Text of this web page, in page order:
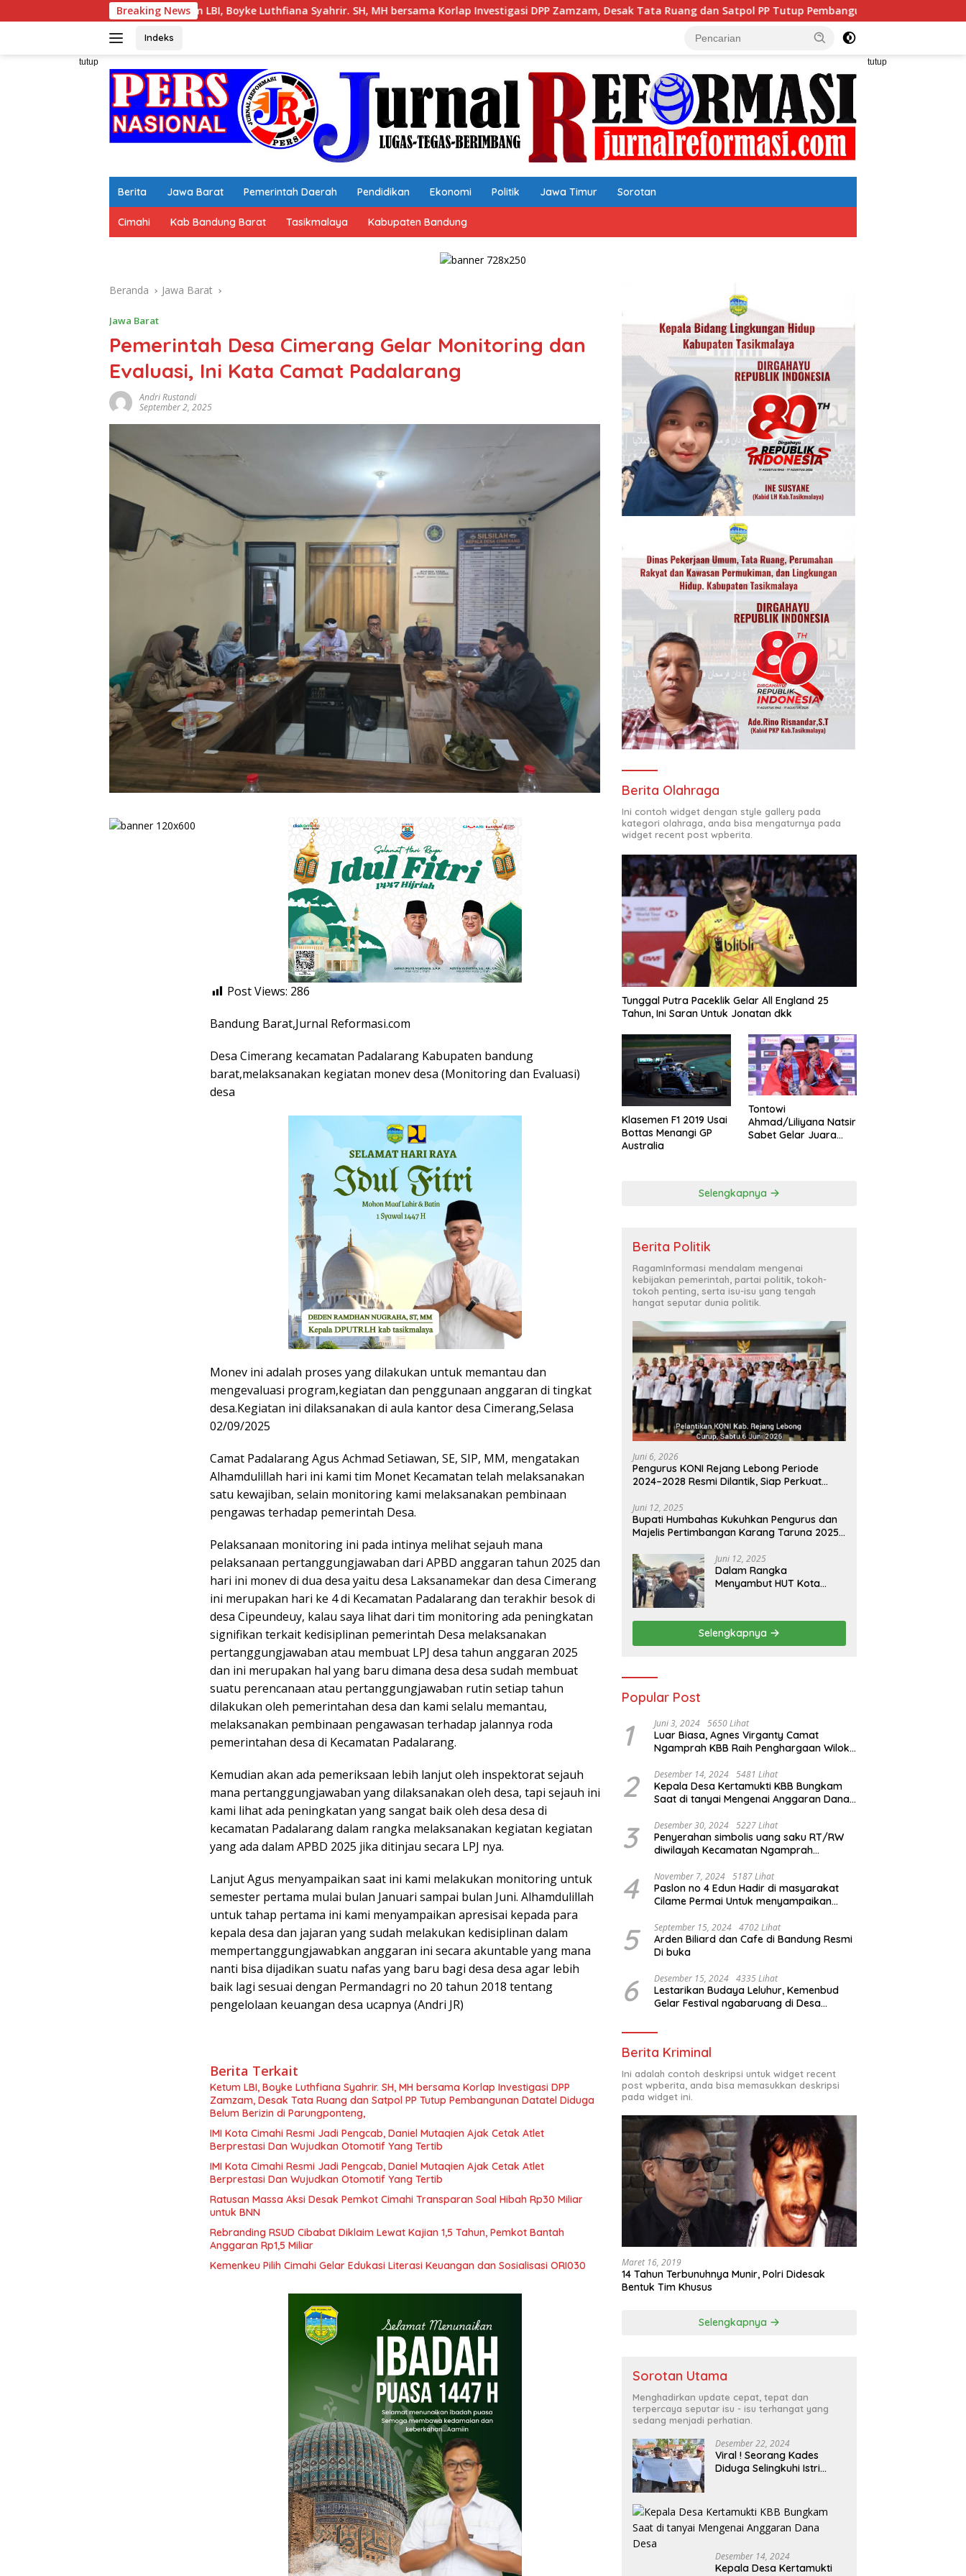
ke
Breaking News
Ketum LBI, Boyke Luthfiana Syahrir. SH, MH bersama Korlap Investigasi DPP Zamzam, Desak Tata Ruang dan Satpol PP Tutup Pembangunan Datatel Diduga Belum Berizin di Parungponteng,
Indeks
tutup tutup
Berita Jawa Barat Pemerintah Daerah Pendidikan Ekonomi Politik Jawa Timur Sorotan
Cimahi Kab Bandung Barat Tasikmalaya Kabupaten Bandung
Beranda Jawa Barat
Jawa Barat
Pemerintah Desa Cimerang Gelar Monitoring dan
Evaluasi, Ini Kata Camat Padalarang
Andri Rustandi
September 2, 2025
Post Views: 286
Bandung Barat,Jurnal Reformasi.com
Desa Cimerang kecamatan Padalarang Kabupaten bandung
barat,melaksanakan kegiatan monev desa (Monitoring dan Evaluasi)
desa
Monev ini adalah proses yang dilakukan untuk memantau dan
mengevaluasi program,kegiatan dan penggunaan anggaran di tingkat
desa.Kegiatan ini dilaksanakan di aula kantor desa Cimerang,Selasa
02/09/2025
Camat Padalarang Agus Achmad Setiawan, SE, SIP, MM, mengatakan
Alhamdulillah hari ini kami tim Monet Kecamatan telah melaksanakan
satu kewajiban, selain monitoring kami melaksanakan pembinaan
pengawas terhadap pemerintah Desa.
Pelaksanaan monitoring ini pada intinya melihat sejauh mana
pelaksanaan pertanggungjawaban dari APBD anggaran tahun 2025 dan
hari ini monev di dua desa yaitu desa Laksanamekar dan desa Cimerang
ini merupakan hari ke 4 di Kecamatan Padalarang dan terakhir besok di
desa Cipeundeuy, kalau saya lihat dari tim monitoring ada peningkatan
signifikan terkait kedisiplinan pemerintah Desa melaksanakan
pertanggungjawaban atau membuat LPJ desa tahun anggaran 2025
dan ini merupakan hal yang baru dimana desa desa sudah membuat
suatu perencanaan atau pertanggungjawaban rutin setiap tahun
dilakukan oleh pemerintahan desa dan kami selalu memantau,
melaksanakan pembinaan pengawasan terhadap jalannya roda
pemerintahan desa di Kecamatan Padalarang.
Kemudian akan ada pemeriksaan lebih lanjut oleh inspektorat sejauh
mana pertanggungjawaban yang dilaksanakan oleh desa, tapi sejauh ini
kami lihat ada peningkatan yang sangat baik oleh desa desa di
kecamatan Padalarang dalam rangka melaksanakan kegiatan kegiatan
yang ada dalam APBD 2025 jika ditinjau secara LPJ nya.
Lanjut Agus menyampaikan saat ini kami melakukan monitoring untuk
semester pertama mulai bulan Januari sampai bulan Juni. Alhamdulillah
untuk tahap pertama ini kami menyampaikan apresisai kepada para
kepala desa dan jajaran yang sudah melakukan kedisiplinan dalam
mempertanggungjawabkan anggaran ini secara akuntable yang mana
nanti bisa dijadikan suatu nafas yang baru bagi desa desa agar lebih
baik lagi sesuai dengan Permandagri no 20 tahun 2018 tentang
pengelolaan keuangan desa ucapnya (Andri JR)
Berita Terkait
Ketum LBI, Boyke Luthfiana Syahrir. SH, MH bersama Korlap Investigasi DPP
Zamzam, Desak Tata Ruang dan Satpol PP Tutup Pembangunan Datatel Diduga
Belum Berizin di Parungponteng,
IMI Kota Cimahi Resmi Jadi Pengcab, Daniel Mutaqien Ajak Cetak Atlet
Berprestasi Dan Wujudkan Otomotif Yang Tertib
IMI Kota Cimahi Resmi Jadi Pengcab, Daniel Mutaqien Ajak Cetak Atlet
Berprestasi Dan Wujudkan Otomotif Yang Tertib
Ratusan Massa Aksi Desak Pemkot Cimahi Transparan Soal Hibah Rp30 Miliar
untuk BNN
Rebranding RSUD Cibabat Diklaim Lewat Kajian 1,5 Tahun, Pemkot Bantah
Anggaran Rp1,5 Miliar
Kemenkeu Pilih Cimahi Gelar Edukasi Literasi Keuangan dan Sosialisasi ORI030
Berita Olahraga
Ini contoh widget dengan style gallery pada
kategori olahraga, anda bisa mengaturnya pada
widget recent post wpberita.
Tunggal Putra Paceklik Gelar All England 25
Tahun, Ini Saran Untuk Jonatan dkk
Klasemen F1 2019 Usai
Bottas Menangi GP
Australia
Tontowi
Ahmad/Liliyana Natsir
Sabet Gelar Juara
Selengkapnya
Berita Politik
RagamInformasi mendalam mengenai
kebijakan pemerintah, partai politik, tokoh-
tokoh penting, serta isu-isu yang tengah
hangat seputar dunia politik.
Juni 6, 2026
Pengurus KONI Rejang Lebong Periode
2024–2028 Resmi Dilantik, Siap Perkuat
Juni 12, 2025
Bupati Humbahas Kukuhkan Pengurus dan
Majelis Pertimbangan Karang Taruna 2025-
Juni 12, 2025
Dalam Rangka
Menyambut HUT Kota
Selengkapnya
Popular Post
1 Juni 3, 2024 5650 Lihat
Luar Biasa, Agnes Virganty Camat
Ngamprah KBB Raih Penghargaan Wiloka
Nasional 5 Camat Inspiratif
2 Desember 14, 2024 5481 Lihat
Kepala Desa Kertamukti KBB Bungkam
Saat di tanyai Mengenai Anggaran Dana
3 Desember 30, 2024 5227 Lihat
Penyerahan simbolis uang saku RT/RW
diwilayah Kecamatan Ngamprah
4 November 7, 2024 5187 Lihat
Paslon no 4 Edun Hadir di masyarakat
Cilame Permai Untuk menyampaikan
5 September 15, 2024 4702 Lihat
Arden Biliard dan Cafe di Bandung Resmi
Di buka
6 Desember 15, 2024 4335 Lihat
Lestarikan Budaya Leluhur, Kemenbud
Gelar Festival ngabaruang di Desa
Berita Kriminal
Ini adalah contoh deskripsi untuk widget recent
post wpberita, anda bisa memasukkan deskripsi
pada widget ini.
Maret 16, 2019
14 Tahun Terbunuhnya Munir, Polri Didesak
Bentuk Tim Khusus
Selengkapnya
Sorotan Utama
Menghadirkan update cepat, tepat dan
terpercaya seputar isu - isu terhangat yang
sedang menjadi perhatian.
Desember 22, 2024
Viral ! Seorang Kades
Diduga Selingkuhi Istri
Desember 14, 2024
Kepala Desa Kertamukti